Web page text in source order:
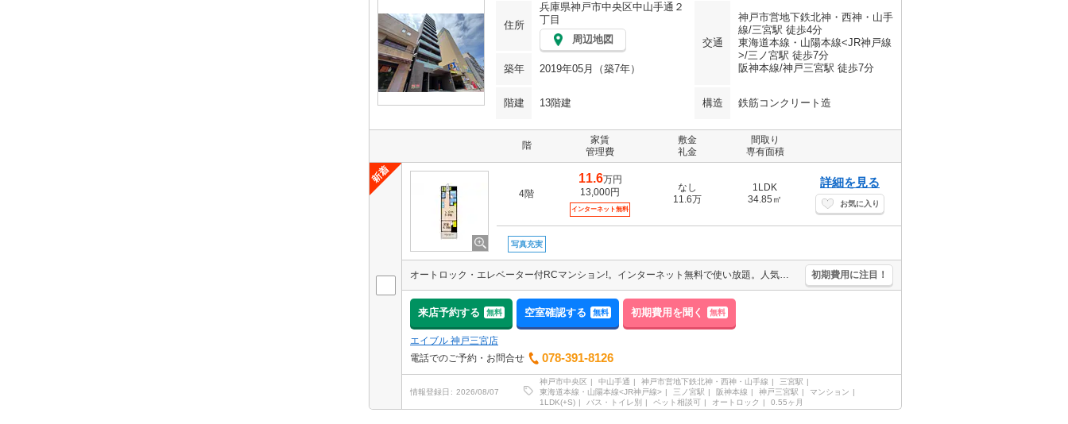
住所
兵庫県神戸市中央区中山手通２
丁目
周辺地図
交通
神戸市営地下鉄北神・西神・山手
線/三宮駅 徒歩4分
東海道本線・山陽本線<JR神戸線
>/三ノ宮駅 徒歩7分
阪神本線/神戸三宮駅 徒歩7分
築年 2019年05月（築7年）
階建 13階建 構造 鉄筋コンクリート造
階
家賃
管理費
敷金
礼金
間取り
専有面積
4階
11.6万円
13,000円
インターネット無料
なし
11.6万
1LDK
34.85㎡
詳細を見る
お気に入り
写真充実
オートロック・エレベーター付RCマンション!。インターネット無料で使い放題。人気の1LDKのお部屋。通勤、通学がスムーズ。利便立地で新生活スタート。 初期費用に注目！
来店予約する 無料 空室確認する 無料 初期費用を聞く 無料
エイブル 神戸三宮店
電話でのご予約・お問合せ
078-391-8126
情報登録日 2026/08/07
神戸市中央区 中山手通 神戸市営地下鉄北神・西神・山手線
三宮駅
東海道本線・山陽本線<JR神戸線>
三ノ宮駅 阪神本線 神戸三宮駅
マンション
1LDK(+S)
バス・トイレ別 ペット相談可 オートロック 0.55ヶ月